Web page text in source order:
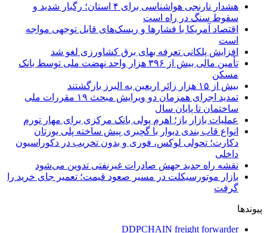
هشدار نارنجی هواشناسی برای ۴ استان؛ رگبار شدید و
سقوط سنگ در راه است
اقتصاد آمریکا با فشارها و ریسک‌های قابل توجهی مواجه
است
افزایش پلکانی تعرفه بهای برق کشاورزی لغو شد
تأمین مالی بیش از ۳۹۶ هزار واحد نهضت ملی توسط بانک
مسکن
بیش از ۱۵ هزار زائر اربعین به البرز بازگشتند
تمدید اجرای همزمان دو ویرایش مبحث ۱۹ مقررات ملی
ساختمان تا پایان سال
عملیات بازار باز؛ اهرم پولی بانک مرکزی برای مهار تورم
انواع قاب بندی دیوار با گچبری پیش ساخته پلی یورتان
دکارت؛ تحولی لوکس، فوری و بدون تخریب در دکوراسیون
داخلی
نقشه راه جدید جهش صادرات غیرنفتی تدوین می‌شود
بازار موتورسیکلت در مسیر صعود قیمت؛ تعمیر جای خرید را
گرفت
پیوندها
DDPCHAIN freight forwarder